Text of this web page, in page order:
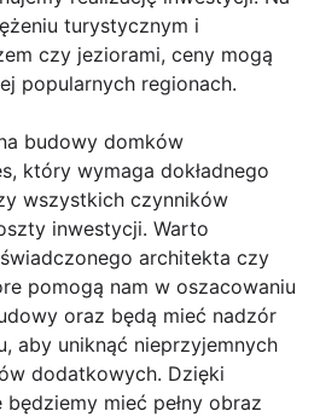
turystycznym i
czy jeziorami, ceny mogą
popularnych regionach.
budowy domków
który wymaga dokładnego
wszystkich czynników
inwestycji. Warto
architekta czy
pomogą nam w oszacowaniu
oraz będą mieć nadzór
aby uniknąć nieprzyjemnych
dodatkowych. Dzięki
mieć pełny obraz